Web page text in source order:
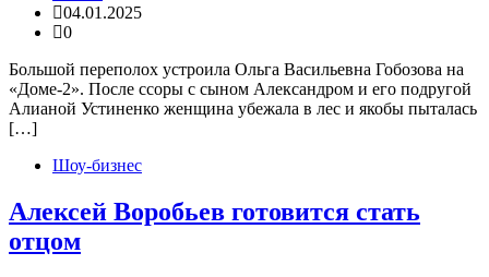
04.01.2025
0
Большой переполох устроила Ольга Васильевна Гобозова на
«Доме-2». После ссоры с сыном Александром и его подругой
Алианой Устиненко женщина убежала в лес и якобы пыталась
[…]
Шоу-бизнес
Алексей Воробьев готовится стать
отцом